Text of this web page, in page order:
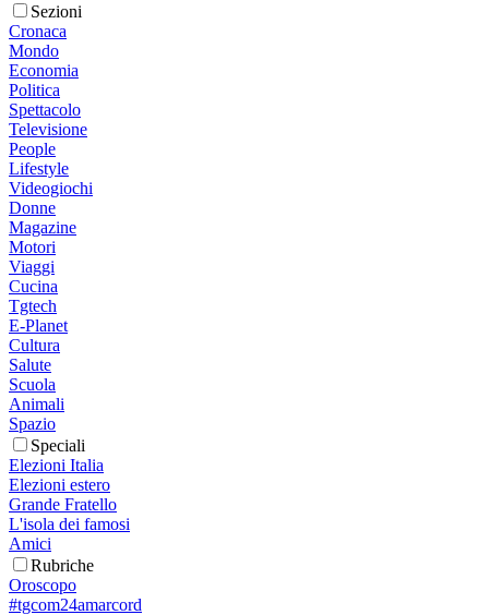
Sezioni
Cronaca
Mondo
Economia
Politica
Spettacolo
Televisione
People
Lifestyle
Videogiochi
Donne
Magazine
Motori
Viaggi
Cucina
Tgtech
E-Planet
Cultura
Salute
Scuola
Animali
Spazio
Speciali
Elezioni Italia
Elezioni estero
Grande Fratello
L'isola dei famosi
Amici
Rubriche
Oroscopo
#tgcom24amarcord